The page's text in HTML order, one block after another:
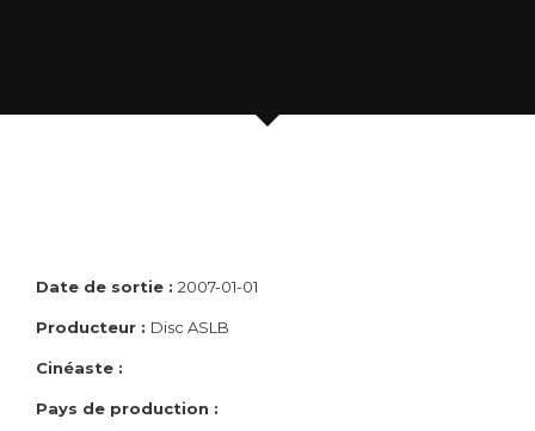
Date de sortie : 2007-01-01
Producteur : Disc ASLB
Cinéaste :
Pays de production :